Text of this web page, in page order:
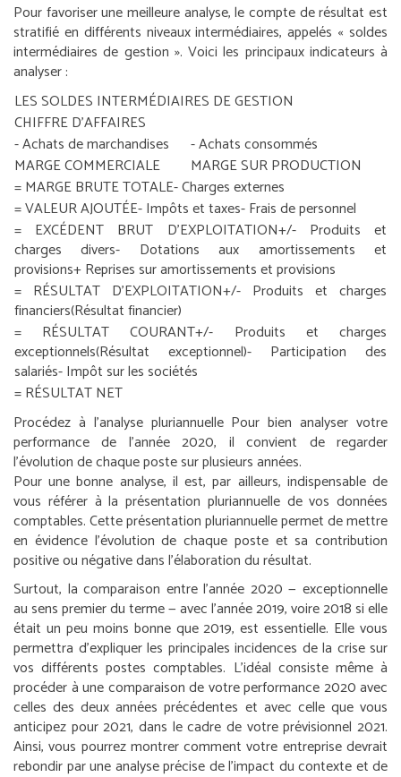
Pour favoriser une meilleure analyse, le compte de résultat est
stratifié en différents niveaux intermédiaires, appelés « soldes
intermédiaires de gestion ». Voici les principaux indicateurs à
analyser :
LES SOLDES INTERMÉDIAIRES DE GESTION
CHIFFRE D’AFFAIRES
- Achats de marchandises
- Achats consommés
MARGE COMMERCIALE
MARGE SUR PRODUCTION
= MARGE BRUTE TOTALE- Charges externes
= VALEUR AJOUTÉE- Impôts et taxes- Frais de personnel
= EXCÉDENT BRUT D’EXPLOITATION+/- Produits et
charges divers- Dotations aux amortissements et
provisions+ Reprises sur amortissements et provisions
= RÉSULTAT D’EXPLOITATION+/- Produits et charges
financiers(Résultat financier)
= RÉSULTAT COURANT+/- Produits et charges
exceptionnels(Résultat exceptionnel)- Participation des
salariés- Impôt sur les sociétés
= RÉSULTAT NET
Procédez à l’analyse pluriannuelle Pour bien analyser votre
performance de l’année 2020, il convient de regarder
l’évolution de chaque poste sur plusieurs années.
Pour une bonne analyse, il est, par ailleurs, indispensable de
vous référer à la présentation pluriannuelle de vos données
comptables. Cette présentation pluriannuelle permet de mettre
en évidence l’évolution de chaque poste et sa contribution
positive ou négative dans l’élaboration du résultat.
Surtout, la comparaison entre l’année 2020 — exceptionnelle
au sens premier du terme — avec l’année 2019, voire 2018 si elle
était un peu moins bonne que 2019, est essentielle. Elle vous
permettra d’expliquer les principales incidences de la crise sur
vos différents postes comptables. L’idéal consiste même à
procéder à une comparaison de votre performance 2020 avec
celles des deux années précédentes et avec celle que vous
anticipez pour 2021, dans le cadre de votre prévisionnel 2021.
Ainsi, vous pourrez montrer comment votre entreprise devrait
rebondir par une analyse précise de l’impact du contexte et de